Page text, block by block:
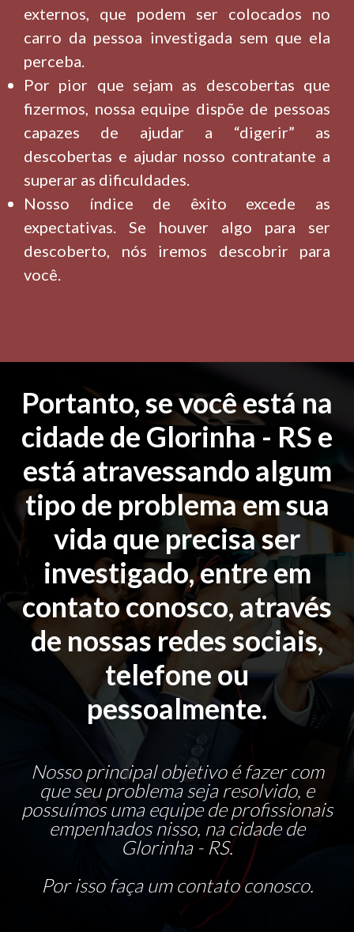
externos, que podem ser colocados no
carro da pessoa investigada sem que ela
perceba.
Por pior que sejam as descobertas que
fizermos, nossa equipe dispõe de pessoas
capazes de ajudar a “digerir” as
descobertas e ajudar nosso contratante a
superar as dificuldades.
Nosso índice de êxito excede as
expectativas. Se houver algo para ser
descoberto, nós iremos descobrir para
você.
Portanto, se você está na
cidade de Glorinha - RS e
está atravessando algum
tipo de problema em sua
vida que precisa ser
investigado, entre em
contato conosco, através
de nossas redes sociais,
telefone ou
pessoalmente.
Nosso principal objetivo é fazer com
que seu problema seja resolvido, e
possuímos uma equipe de profissionais
empenhados nisso, na cidade de
Glorinha - RS.
Por isso faça um contato conosco.